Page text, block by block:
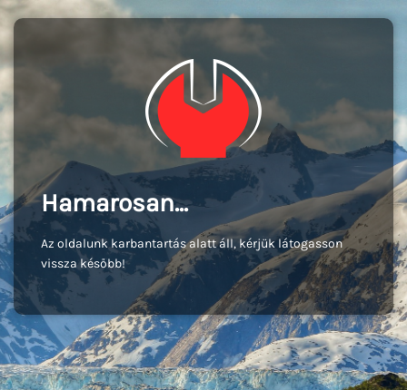
Hamarosan...
Az oldalunk karbantartás alatt áll, kérjük látogasson
vissza később!